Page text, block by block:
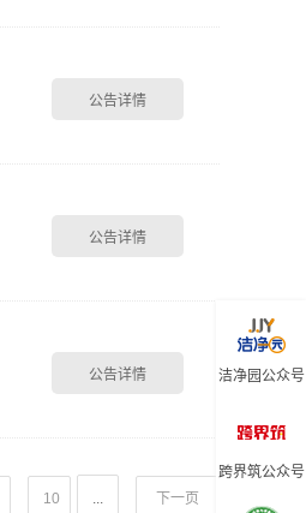
10 ... 下一页
洁净园公众号
跨界筑公众号